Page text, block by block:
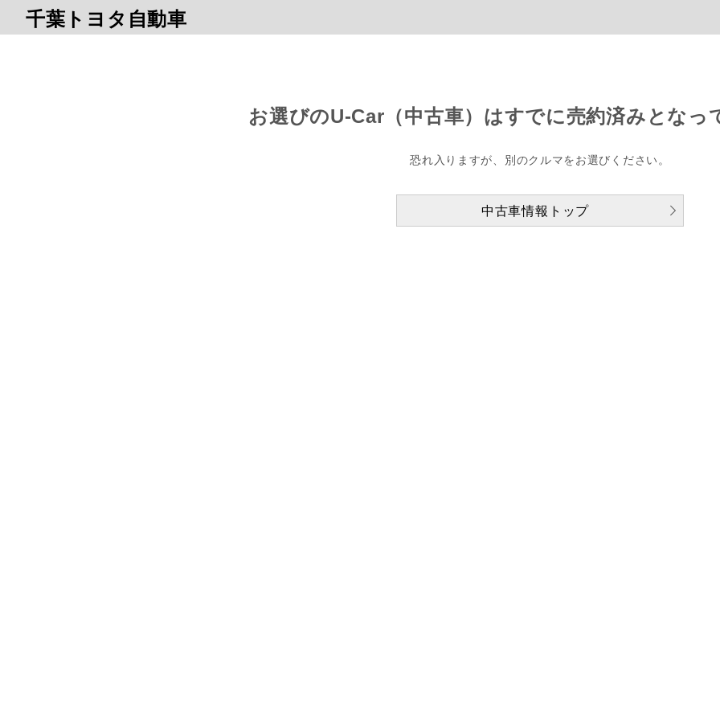
千葉トヨタ自動車
お選びのU-Car（中古車）はすでに売約済みとなっ
恐れ入りますが、別のクルマをお選びください。
中古車情報トップ